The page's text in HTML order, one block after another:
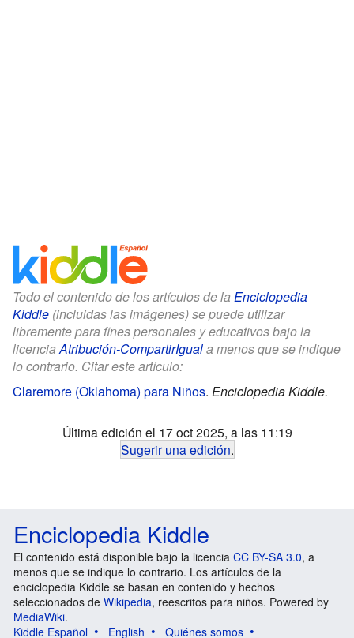
Todo el contenido de los artículos de la Enciclopedia
Kiddle (incluidas las imágenes) se puede utilizar
libremente para fines personales y educativos bajo la
licenciaAtribución-CompartirIguala menos que se indique
lo contrario. Citar este artículo:
Claremore (Oklahoma) para Niños. Enciclopedia Kiddle.
Última edición el 17 oct 2025, a las 11:19
Sugerir una edición.
Enciclopedia Kiddle
El contenido está disponible bajo la licencia CC BY-SA 3.0, a
menos que se indique lo contrario. Los artículos de la
enciclopedia Kiddle se basan en contenido y hechos
seleccionados de Wikipedia, reescritos para niños. Powered by
MediaWiki.
Kiddle Español
English Quiénes somos